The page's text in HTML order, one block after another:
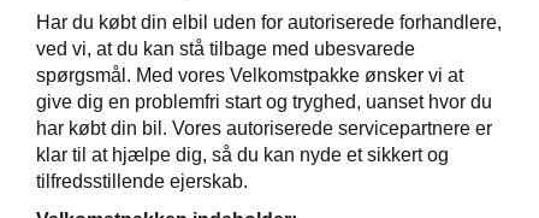
Har du købt din elbil uden for autoriserede forhandlere,
ved vi, at du kan stå tilbage med ubesvarede
spørgsmål. Med vores Velkomstpakke ønsker vi at
give dig en problemfri start og tryghed, uanset hvor du
har købt din bil. Vores autoriserede servicepartnere er
klar til at hjælpe dig, så du kan nyde et sikkert og
tilfredsstillende ejerskab.